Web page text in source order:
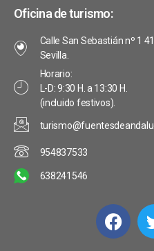
Oficina de turismo:
Calle San Sebastián nº 1
Sevilla.
Horario:
L-D: 9:30 H. a 13:30 H.
(incluido festivos).
954837533
638241546